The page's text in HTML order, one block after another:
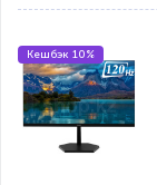
Кешбэк 10%